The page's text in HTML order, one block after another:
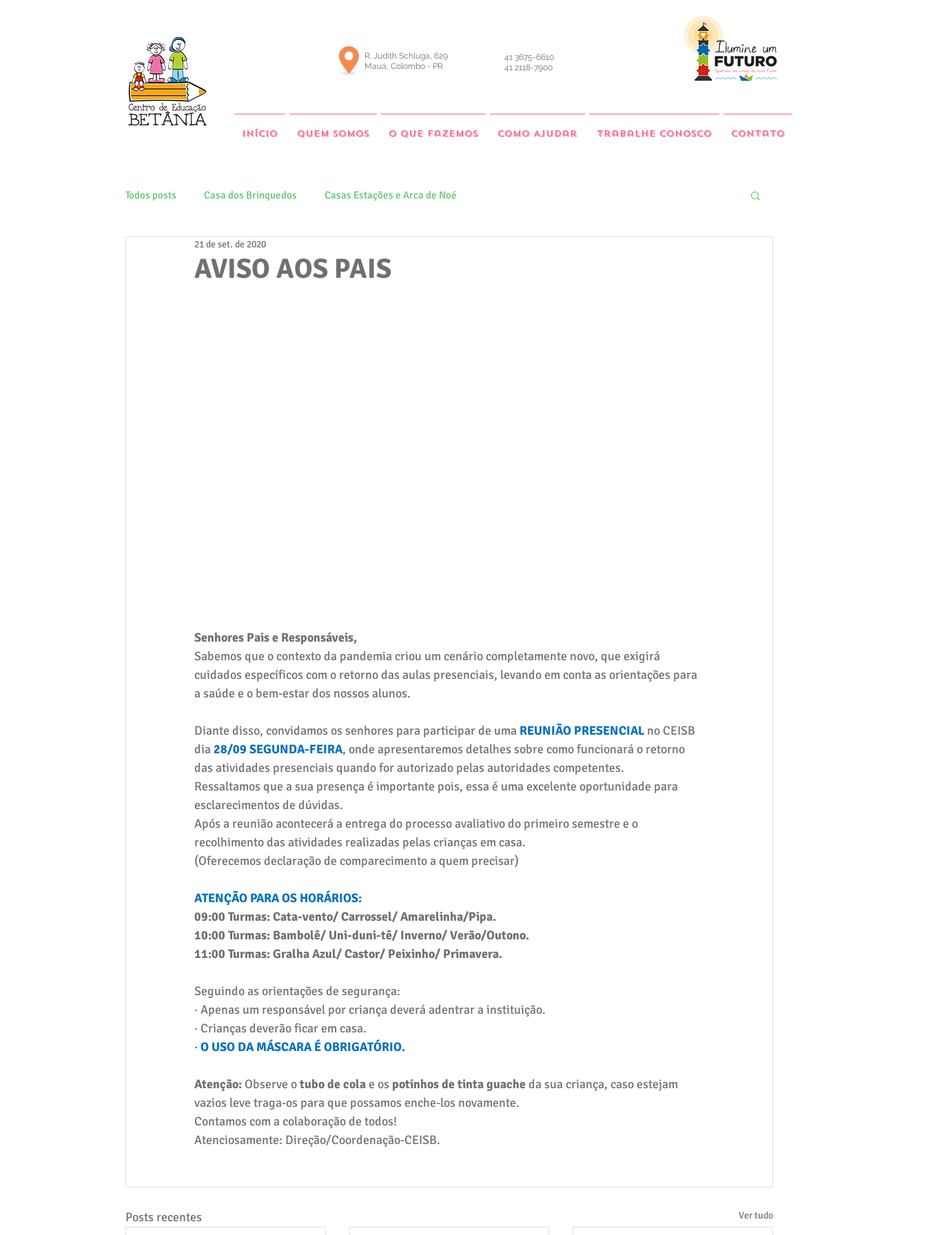
R. Judith Schluga, 629
Mauá, Colombo - PR
41 3675-6610
41 2118-7900
Início Quem somos O que fazemos Como Ajudar Trabalhe Conosco Contato
Todos posts Casa dos Brinquedos Casas Estações e Arca de Noé
AVISO AOS PAIS
21 de set. de 2020
Senhores Pais e Responsáveis,
Sabemos que o contexto da pandemia criou um cenário completamente novo, que exigirá
cuidados específicos com o retorno das aulas presenciais, levando em conta as orientações para
a saúde e o bem-estar dos nossos alunos.
Diante disso, convidamos os senhores para participar de uma REUNIÃO PRESENCIAL no CEISB
dia 28/09 SEGUNDA-FEIRA, onde apresentaremos detalhes sobre como funcionará o retorno
das atividades presenciais quando for autorizado pelas autoridades competentes.
Ressaltamos que a sua presença é importante pois, essa é uma excelente oportunidade para
esclarecimentos de dúvidas.
Após a reunião acontecerá a entrega do processo avaliativo do primeiro semestre e o
recolhimento das atividades realizadas pelas crianças em casa.
(Oferecemos declaração de comparecimento a quem precisar)
ATENÇÃO PARA OS HORÁRIOS:
09:00 Turmas: Cata-vento/ Carrossel/ Amarelinha/Pipa.
10:00 Turmas: Bambolê/ Uni-duni-tê/ Inverno/ Verão/Outono.
11:00 Turmas: Gralha Azul/ Castor/ Peixinho/ Primavera.
Seguindo as orientações de segurança:
· Apenas um responsável por criança deverá adentrar a instituição.
· Crianças deverão ficar em casa.
· O USO DA MÁSCARA É OBRIGATÓRIO.
Atenção: Observe o tubo de cola e os potinhos de tinta guache da sua criança, caso estejam
vazios leve traga-os para que possamos enche-los novamente.
Contamos com a colaboração de todos!
Atenciosamente: Direção/Coordenação-CEISB.
Posts recentes Ver tudo